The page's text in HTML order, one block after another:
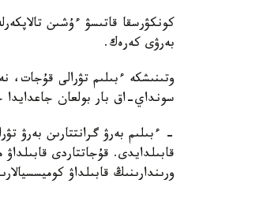
كونكۋرسقا قاتىسۋ ءۇشىن
بەرۋى كەرەك.
وتىنىشكە ءبىلىم تۋرالى
سونداي-اق بار بولعان جاعدايدا
- ءبىلىم بەرۋ گرانتتارىن بەرۋ
قابىلدايدى. قۇجاتتاردى
ورىندارىنىڭ قابىلداۋ